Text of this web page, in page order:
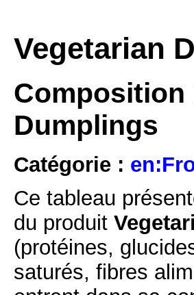
Vegetarian
Composition
Dumplings
Catégorie :
Ce tableau
du produit
(protéines,
saturés, fibres